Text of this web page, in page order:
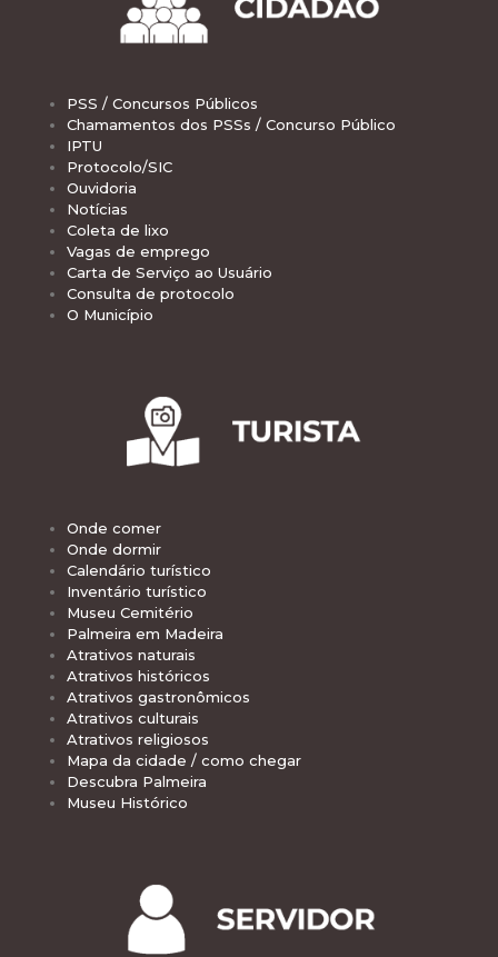
PSS / Concursos Públicos
Chamamentos dos PSSs / Concurso Público
IPTU
Protocolo/SIC
Ouvidoria
Notícias
Coleta de lixo
Vagas de emprego
Carta de Serviço ao Usuário
Consulta de protocolo
O Município
Onde comer
Onde dormir
Calendário turístico
Inventário turístico
Museu Cemitério
Palmeira em Madeira
Atrativos naturais
Atrativos históricos
Atrativos gastronômicos
Atrativos culturais
Atrativos religiosos
Mapa da cidade / como chegar
Descubra Palmeira
Museu Histórico